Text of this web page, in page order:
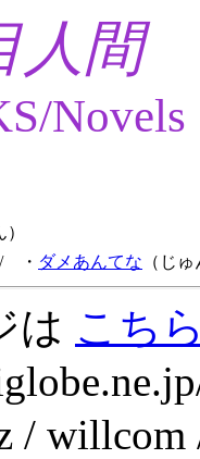
人間
Novels
/ ・ ダメあんてな （じ
は こち
/